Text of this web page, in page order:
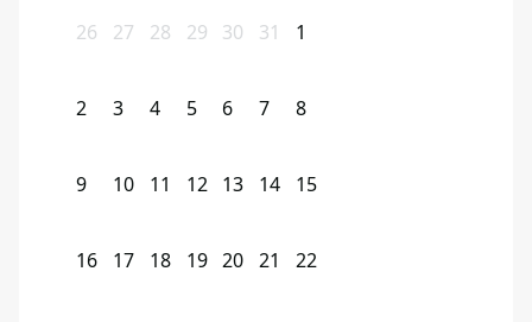
26 27 28 29 30 31 1
2 3 4 5 6 7 8
9 10 11 12 13 14 15
16 17 18 19 20 21 22